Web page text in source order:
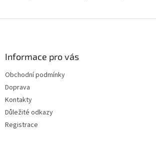
Informace pro vás
Obchodní podmínky
Doprava
Kontakty
Důležité odkazy
Registrace